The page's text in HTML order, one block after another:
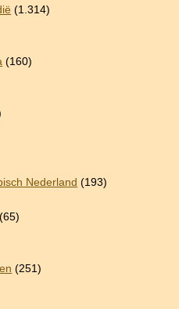
(1.314)
(160)
Nederland (193)
(65)
(251)